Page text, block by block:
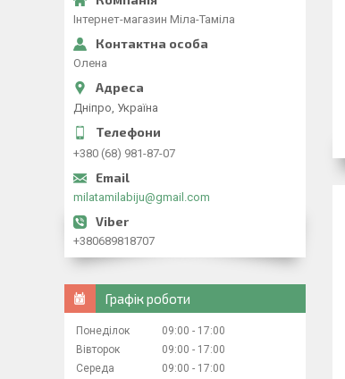
Інтернет-магазин Міла-Таміла
Олена
Дніпро, Україна
+380 (68) 981-87-07
milatamilabiju@gmail.com
+380689818707
Графік роботи
Понеділок 09:00
17:00
Вівторок
09:00
17:00
Середа
09:00
17:00